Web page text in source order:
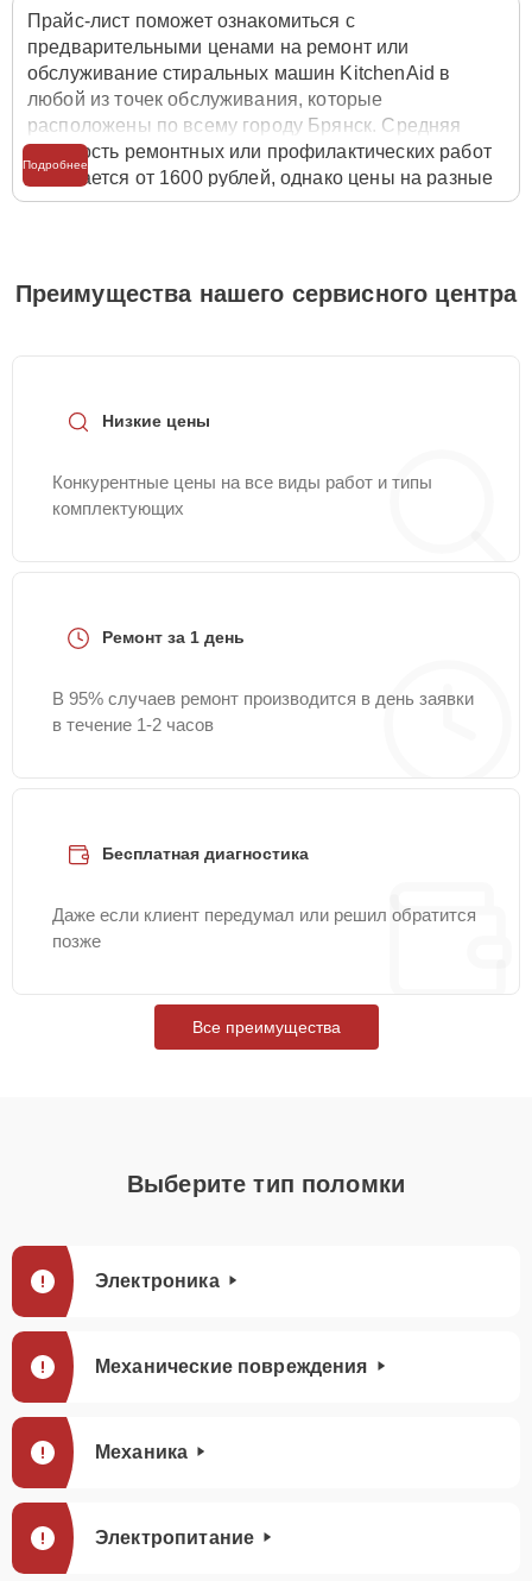
Прайс-лист поможет ознакомиться с
предварительными ценами на ремонт или
обслуживание стиральных машин KitchenAid в
любой из точек обслуживания, которые
расположены по всему городу Брянск. Средняя
стоимость ремонтных или профилактических работ
начинается от 1600 рублей, однако цены на разные
виды комплектующих могут различаться. Полную
службы заботы о клиентах. Для расчета итоговой
стоимости ремонта стиральной машины достаточно
Подробнее
Преимущества нашего сервисного центра
Низкие цены
Конкурентные цены на все виды работ и типы
комплектующих
Ремонт за 1 день
В 95% случаев ремонт производится в день заявки
в течение 1-2 часов
Бесплатная диагностика
Даже если клиент передумал или решил обратится
позже
Все преимущества
Выберите тип поломки
Электроника
Механические повреждения
Механика
Электропитание